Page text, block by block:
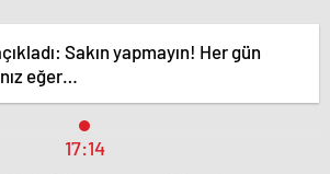
Sakın yapmayın! Her gün
eğer…
17:14